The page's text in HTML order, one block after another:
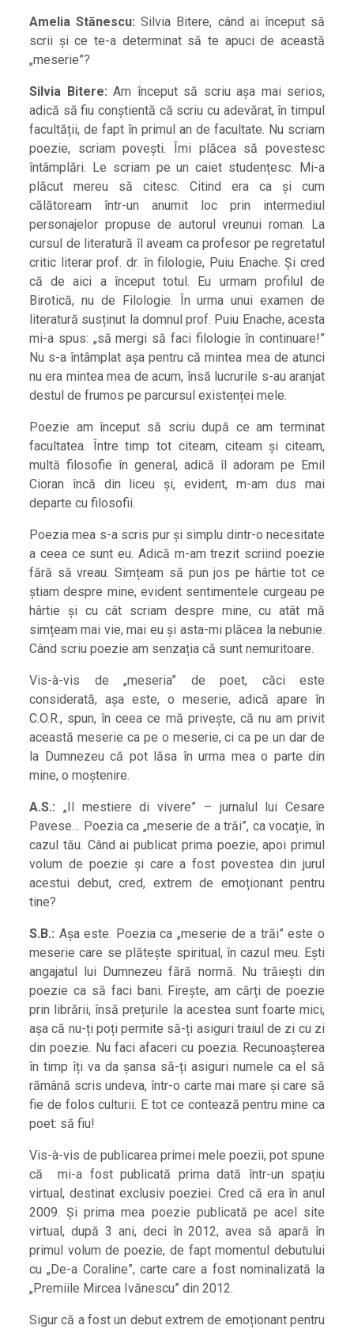
Amelia Stănescu: Silvia Bitere, când ai început să
scrii și ce te-a determinat să te apuci de această
„meserie”?
Silvia Bitere: Am început să scriu așa mai serios,
adică să fiu conștientă că scriu cu adevărat, în timpul
facultății, de fapt în primul an de facultate. Nu scriam
poezie, scriam povești. Îmi plăcea să povestesc
întâmplări. Le scriam pe un caiet studențesc. Mi-a
plăcut mereu să citesc. Citind era ca și cum
călătoream într-un anumit loc prin intermediul
personajelor propuse de autorul vreunui roman. La
cursul de literatură îl aveam ca profesor pe regretatul
critic literar prof. dr. în filologie, Puiu Enache. Și cred
că de aici a început totul. Eu urmam profilul de
Birotică, nu de Filologie. În urma unui examen de
literatură susținut la domnul prof. Puiu Enache, acesta
mi-a spus: „să mergi să faci filologie în continuare!”
Nu s-a întâmplat așa pentru că mintea mea de atunci
nu era mintea mea de acum, însă lucrurile s-au aranjat
destul de frumos pe parcursul existenței mele.
Poezie am început să scriu după ce am terminat
facultatea. Între timp tot citeam, citeam și citeam,
multă filosofie în general, adică îl adoram pe Emil
Cioran încă din liceu și, evident, m-am dus mai
departe cu filosofii.
Poezia mea s-a scris pur și simplu dintr-o necesitate
a ceea ce sunt eu. Adică m-am trezit scriind poezie
fără să vreau. Simțeam să pun jos pe hârtie tot ce
știam despre mine, evident sentimentele curgeau pe
hârtie și cu cât scriam despre mine, cu atât mă
simțeam mai vie, mai eu și asta-mi plăcea la nebunie.
Când scriu poezie am senzația că sunt nemuritoare.
Vis-à-vis de „meseria” de poet, căci este
considerată, așa este, o meserie, adică apare în
C.O.R., spun, în ceea ce mă privește, că nu am privit
această meserie ca pe o meserie, ci ca pe un dar de
la Dumnezeu că pot lăsa în urma mea o parte din
mine, o moștenire.
A.S.: „Il mestiere di vivere” – jurnalul lui Cesare
Pavese… Poezia ca „meserie de a trăi”, ca vocație, în
cazul tău. Când ai publicat prima poezie, apoi primul
volum de poezie și care a fost povestea din jurul
acestui debut, cred, extrem de emoționant pentru
tine?
S.B.: Așa este. Poezia ca „meserie de a trăi” este o
meserie care se plătește spiritual, în cazul meu. Ești
angajatul lui Dumnezeu fără normă. Nu trăiești din
poezie ca să faci bani. Firește, am cărți de poezie
prin librării, însă prețurile la acestea sunt foarte mici,
așa că nu-ți poți permite să-ți asiguri traiul de zi cu zi
din poezie. Nu faci afaceri cu poezia. Recunoașterea
în timp îți va da șansa să-ți asiguri numele ca el să
rămână scris undeva, într-o carte mai mare și care să
fie de folos culturii. E tot ce contează pentru mine ca
poet: să fiu!
Vis-à-vis de publicarea primei mele poezii, pot spune
că mi-a fost publicată prima dată într-un spațiu
virtual, destinat exclusiv poeziei. Cred că era în anul
2009. Și prima mea poezie publicată pe acel site
virtual, după 3 ani, deci în 2012, avea să apară în
primul volum de poezie, de fapt momentul debutului
cu „De-a Coraline”, carte care a fost nominalizată la
„Premiile Mircea Ivănescu” din 2012.
Sigur că a fost un debut extrem de emoționant pentru